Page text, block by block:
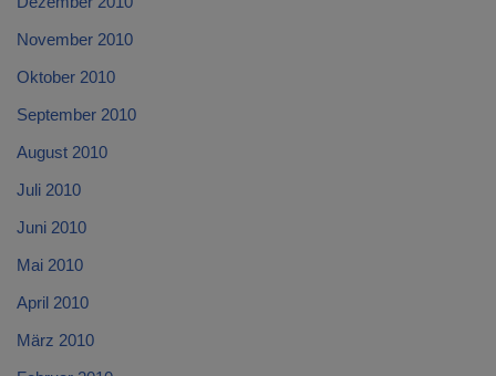
November 2010
Oktober 2010
September 2010
August 2010
Juli 2010
Juni 2010
Mai 2010
April 2010
März 2010